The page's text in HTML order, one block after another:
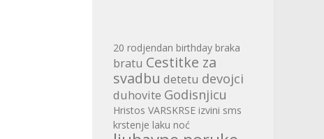
20 rodjendan birthday braka
bratu Cestitke za
svadbu detetu devojci
duhovite Godisnjicu
Hristos VARSKRSE izvini sms
krstenje laku noć